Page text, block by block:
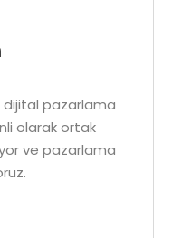
dijital pazarlama
olarak ortak
ve pazarlama